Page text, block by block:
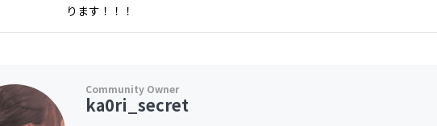
ります！！！
ka0ri_secret